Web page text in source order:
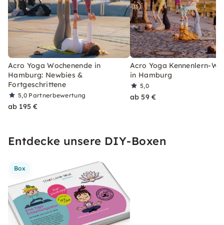
Acro Yoga Wochenende in
Hamburg: Newbies &
Fortgeschrittene
5,0 Partnerbewertung
ab 195 €
Acro Yoga Kennenlern-
in Hamburg
5,0
ab 59 €
Entdecke unsere DIY-Boxen
Box